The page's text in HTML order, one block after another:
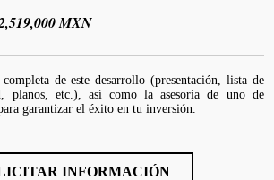
MXN
de este desarrollo (presentación, lista de
planos, etc.), así como la asesoría de uno de
garantizar el éxito en tu inversión.
INFORMACIÓN